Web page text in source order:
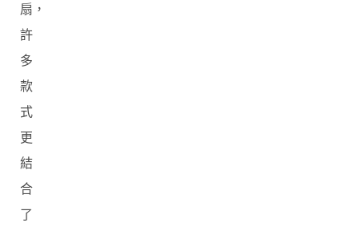
扇，
許
多
款
式
更
結
合
了